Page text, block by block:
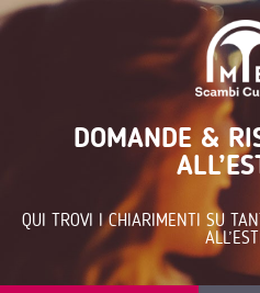
DOMANDE &
QUI TROVI I CHIARIMENTI SU